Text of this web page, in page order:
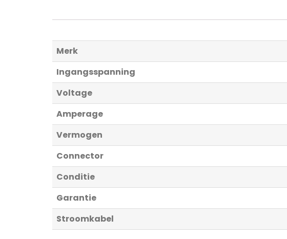
Merk
Ingangsspanning
Voltage
Amperage
Vermogen
Connector
Conditie
Garantie
Stroomkabel